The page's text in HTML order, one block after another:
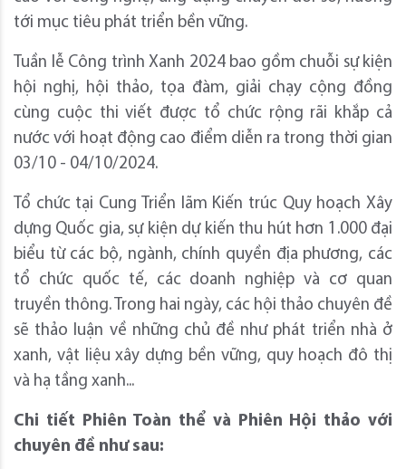
tới mục tiêu phát triển bền vững.
Tuần lễ Công trình Xanh 2024 bao gồm chuỗi sự kiện
hội nghị, hội thảo, tọa đàm, giải chạy cộng đồng
cùng cuộc thi viết được tổ chức rộng rãi khắp cả
nước với hoạt động cao điểm diễn ra trong thời gian
03/10 - 04/10/2024.
Tổ chức tại Cung Triển lãm Kiến trúc Quy hoạch Xây
dựng Quốc gia, sự kiện dự kiến thu hút hơn 1.000 đại
biểu từ các bộ, ngành, chính quyền địa phương, các
tổ chức quốc tế, các doanh nghiệp và cơ quan
truyền thông. Trong hai ngày, các hội thảo chuyên đề
sẽ thảo luận về những chủ đề như phát triển nhà ở
xanh, vật liệu xây dựng bền vững, quy hoạch đô thị
và hạ tầng xanh...
Chi tiết Phiên Toàn thể và Phiên Hội thảo với
chuyên đề như sau: